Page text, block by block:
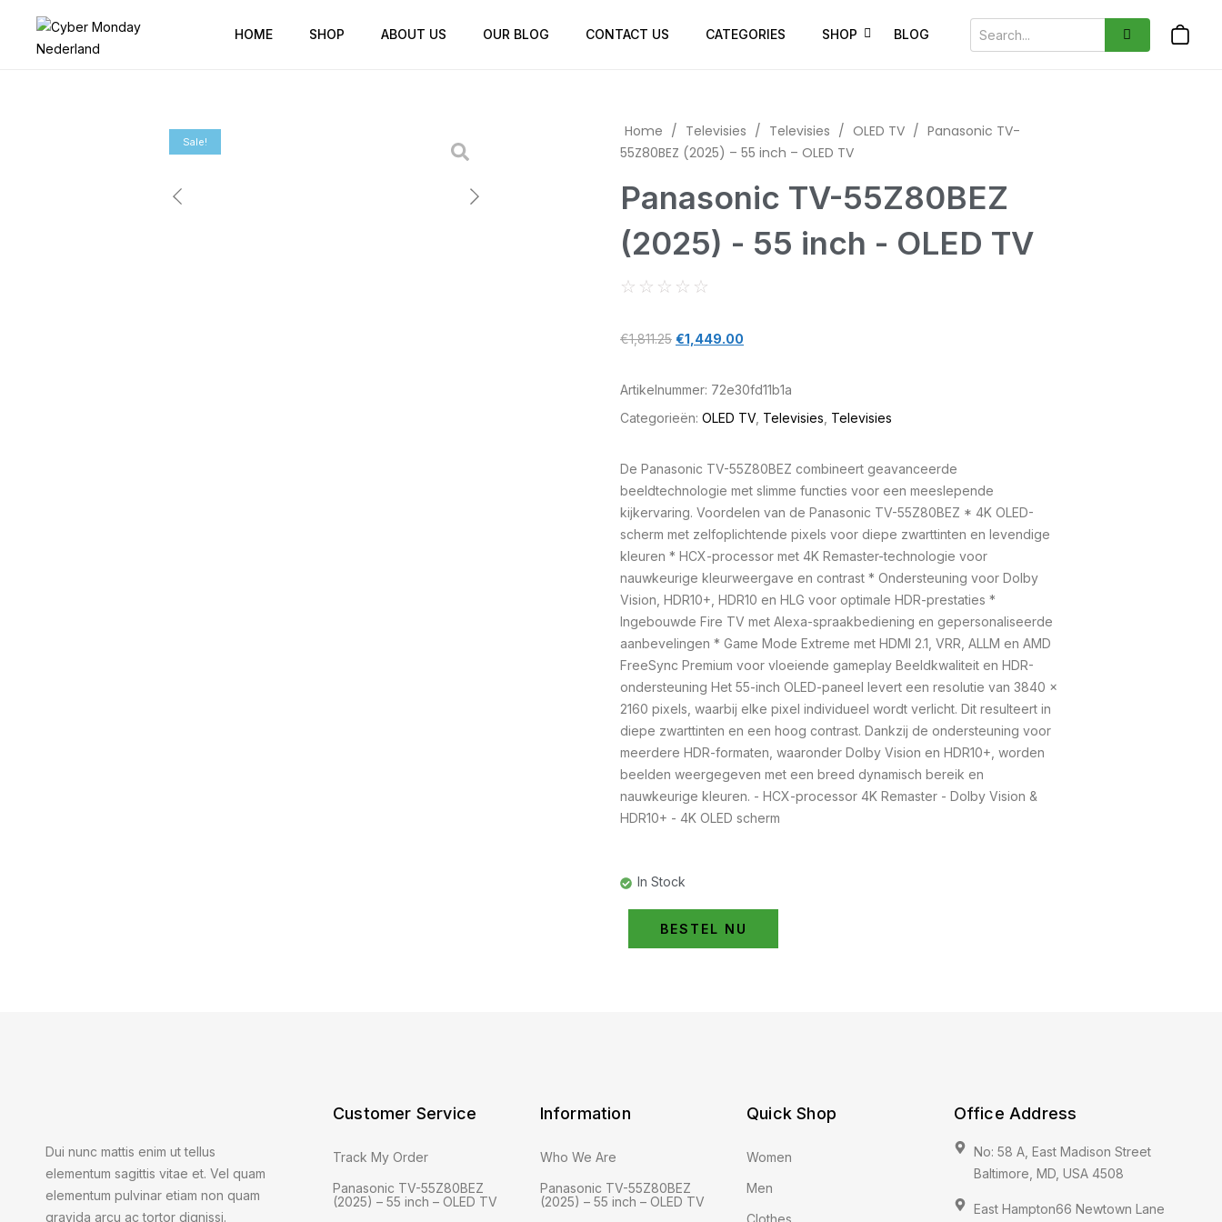
HOME SHOP ABOUT US OUR BLOG CONTACT US CATEGORIES SHOP BLOG
Sale!
Home / Televisies / Televisies / OLED TV / Panasonic TV-
55Z80BEZ (2025) – 55 inch – OLED TV
Panasonic TV-55Z80BEZ
(2025) - 55 inch - OLED TV
☆ ☆ ☆ ☆ ☆
€1,811.25 €1,449.00
Artikelnummer: 72e30fd11b1a
Categorieën: OLED TV, Televisies Televisies
De Panasonic TV-55Z80BEZ combineert geavanceerde
beeldtechnologie met slimme functies voor een meeslepende
kijkervaring. Voordelen van de Panasonic TV-55Z80BEZ * 4K OLED-
scherm met zelfoplichtende pixels voor diepe zwarttinten en levendige
kleuren * HCX-processor met 4K Remaster-technologie voor
nauwkeurige kleurweergave en contrast * Ondersteuning voor Dolby
Vision, HDR10+, HDR10 en HLG voor optimale HDR-prestaties *
Ingebouwde Fire TV met Alexa-spraakbediening en gepersonaliseerde
aanbevelingen * Game Mode Extreme met HDMI 2.1, VRR, ALLM en AMD
FreeSync Premium voor vloeiende gameplay Beeldkwaliteit en HDR-
ondersteuning Het 55-inch OLED-paneel levert een resolutie van 3840 x
2160 pixels, waarbij elke pixel individueel wordt verlicht. Dit resulteert in
diepe zwarttinten en een hoog contrast. Dankzij de ondersteuning voor
meerdere HDR-formaten, waaronder Dolby Vision en HDR10+, worden
beelden weergegeven met een breed dynamisch bereik en
nauwkeurige kleuren. - HCX-processor 4K Remaster - Dolby Vision &
HDR10+ - 4K OLED scherm
In Stock
BESTEL NU
Dui nunc mattis enim ut tellus
elementum sagittis vitae et. Vel quam
elementum pulvinar etiam non quam
gravida arcu ac tortor dignissi.
Customer Service
Track My Order
Panasonic TV-55Z80BEZ
(2025) – 55 inch – OLED TV
Information
Who We Are
Panasonic TV-55Z80BEZ
(2025) – 55 inch – OLED TV
Quick Shop
Women
Men
Clothes
Office Address
No: 58 A, East Madison Street
Baltimore, MD, USA 4508
East Hampton66 Newtown Lane